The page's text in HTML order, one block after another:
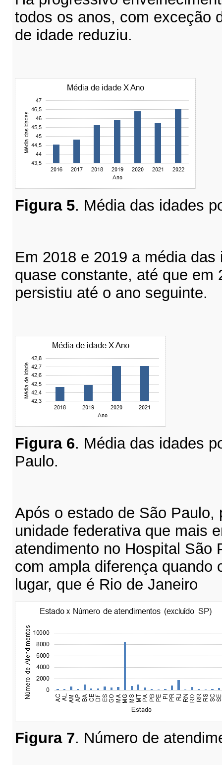
todos os anos, com exceção
de idade reduziu.
Figura 5. Média das idades
Em 2018 e 2019 a média das
quase constante, até que em
persistiu até o ano seguinte.
Figura 6. Média das idades
Paulo.
Após o estado de São Paulo,
unidade federativa que mais
atendimento no Hospital São
com ampla diferença quando
lugar, que é Rio de Janeiro
Figura 7. Número de